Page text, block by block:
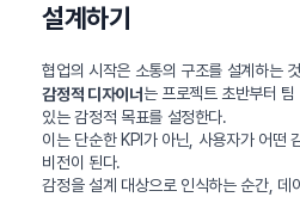
설계하기
협업의 시작은 소통의 구조를 설계하는
감정적 디자이너는 프로젝트 초반부터
있는 감정적 목표를 설정한다.
이는 단순한 KPI가 아닌, 사용자가 어떤
비전이 된다.
감정을 설계 대상으로 인식하는 순간, 데